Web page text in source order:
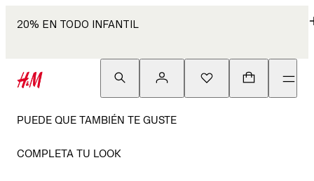
20% EN TODO INFANTIL
PUEDE QUE TAMBIÉN TE GUSTE
COMPLETA TU LOOK